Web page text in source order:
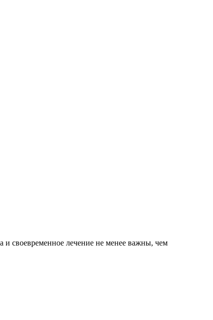
и своевременное лечение не менее важны, чем